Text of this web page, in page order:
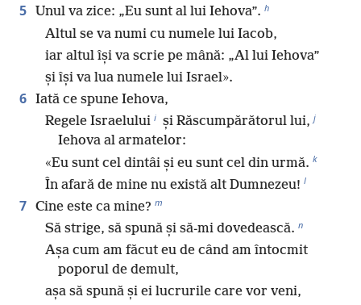
5 Unul va zice: „Eu sunt al lui Iehova”. h
Altul se va numi cu numele lui Iacob,
iar altul își va scrie pe mână: „Al lui Iehova”
și își va lua numele lui Israel».
6 Iată ce spune Iehova,
Regele Israelului i și Răscumpărătorul lui, j
Iehova al armatelor:
«Eu sunt cel dintâi și eu sunt cel din urmă. k
În afară de mine nu există alt Dumnezeu! l
7 Cine este ca mine? m
Să strige, să spună și să-mi dovedească. n
Așa cum am făcut eu de când am întocmit
poporul de demult,
așa să spună și ei lucrurile care vor veni,